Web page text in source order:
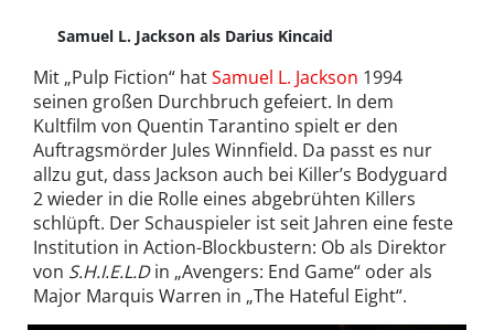
Samuel L. Jackson als Darius Kincaid
Mit „Pulp Fiction“ hatSamuel L. Jackson 1994
seinen großen Durchbruch gefeiert. In dem
Kultfilm von Quentin Tarantino spielt er den
Auftragsmörder Jules Winnfield. Da passt es nur
allzu gut, dass Jackson auch bei Killer’s Bodyguard
2 wieder in die Rolle eines abgebrühten Killers
schlüpft. Der Schauspieler ist seit Jahren eine feste
Institution in Action-Blockbustern: Ob als Direktor
von S.H.I.E.L.Din „Avengers: End Game“ oder als
Major Marquis Warren in „The Hateful Eight“.